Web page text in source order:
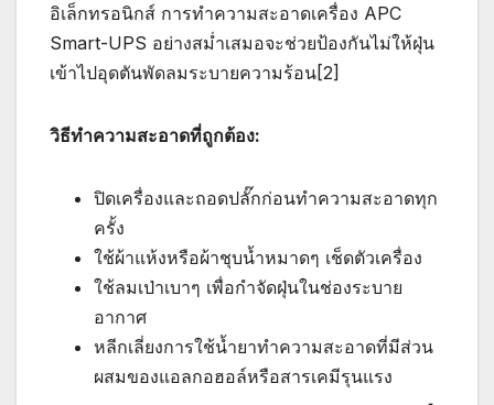
อิเล็กทรอนิกส์ การทำความสะอาดเครื่อง APC
Smart-UPS อย่างสม่ำเสมอจะช่วยป้องกันไม่ให้ฝุ่น
เข้าไปอุดตันพัดลมระบายความร้อน[2]
วิธีทำความสะอาดที่ถูกต้อง:
ปิดเครื่องและถอดปลั๊กก่อนทำความสะอาดทุก
ครั้ง
ใช้ผ้าแห้งหรือผ้าชุบน้ำหมาดๆ เช็ดตัวเครื่อง
ใช้ลมเป่าเบาๆ เพื่อกำจัดฝุ่นในช่องระบาย
อากาศ
หลีกเลี่ยงการใช้น้ำยาทำความสะอาดที่มีส่วน
ผสมของแอลกอฮอล์หรือสารเคมีรุนแรง